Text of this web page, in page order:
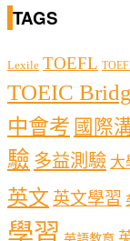
TAGS
Lexile TOEFL
TOEIC
中會考 國際
驗 多益測驗 大
英文 英文學習
學習